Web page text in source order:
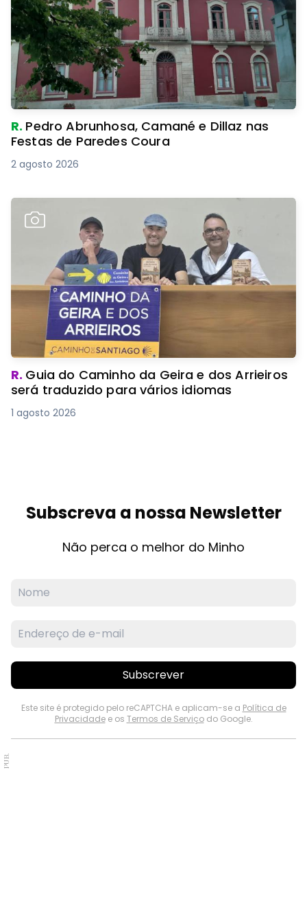
R. Pedro Abrunhosa, Camané e Dillaz nas
Festas de Paredes Coura
2 agosto 2026
R. Guia do Caminho da Geira e dos Arrieiros
será traduzido para vários idiomas
1 agosto 2026
Subscreva a nossa Newsletter
Não perca o melhor do Minho
Subscrever
Este site é protegido pelo reCAPTCHA e aplicam-se a Política de
Privacidadee os Termos de Serviçodo Google.
PUB.